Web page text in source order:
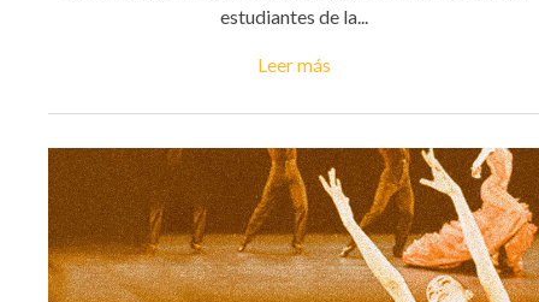
estudiantes de la...
Leer más